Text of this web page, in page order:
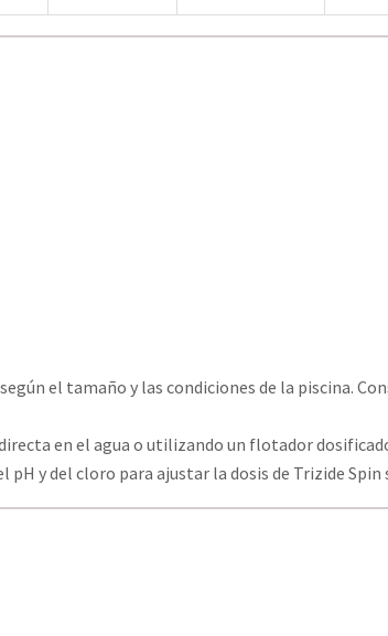
el tamaño y las condiciones de la piscina.
en el agua o utilizando un flotador
pH y del cloro para ajustar la dosis de Trizide Spin